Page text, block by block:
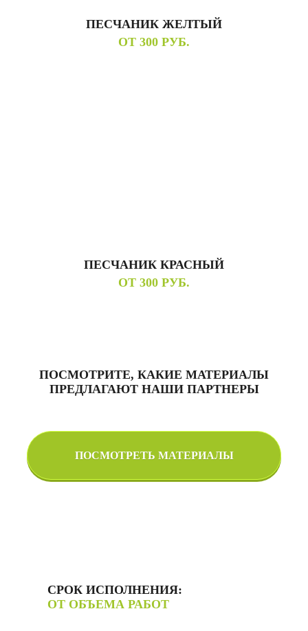
ПЕСЧАНИК ЖЕЛТЫЙ
ОТ 300 РУБ.
ПЕСЧАНИК КРАСНЫЙ
ОТ 300 РУБ.
ПОСМОТРИТЕ, КАКИЕ МАТЕРИАЛЫ
ПРЕДЛАГАЮТ НАШИ ПАРТНЕРЫ
ПОСМОТРЕТЬ МАТЕРИАЛЫ
СРОК ИСПОЛНЕНИЯ:
ОТ ОБЪЕМА РАБОТ